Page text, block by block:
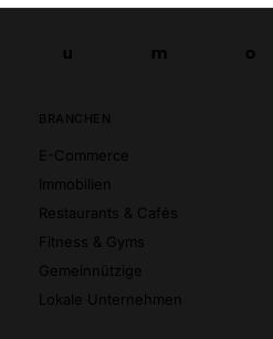
u m
o
BRANCHEN
E-Commerce
Immobilien
Restaurants & Cafés
Fitness & Gyms
Gemeinnützige
Lokale Unternehmen